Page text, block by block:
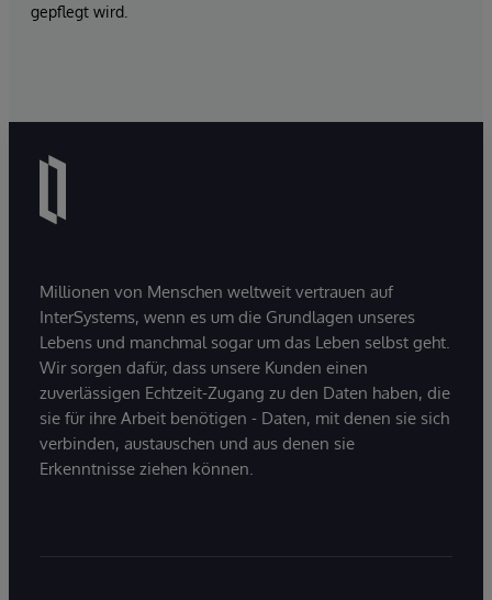
gepflegt wird.
Millionen von Menschen weltweit vertrauen auf
InterSystems, wenn es um die Grundlagen unseres
Lebens und manchmal sogar um das Leben selbst geht.
Wir sorgen dafür, dass unsere Kunden einen
zuverlässigen Echtzeit-Zugang zu den Daten haben, die
sie für ihre Arbeit benötigen - Daten, mit denen sie sich
verbinden, austauschen und aus denen sie
Erkenntnisse ziehen können.